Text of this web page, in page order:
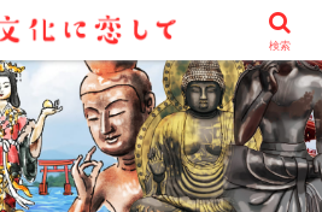
検索